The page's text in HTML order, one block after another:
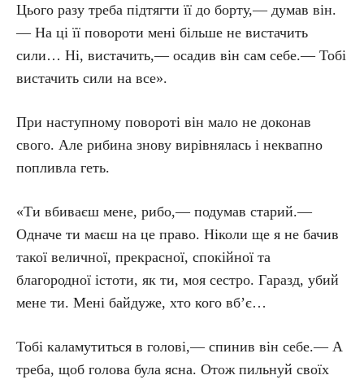
Цього разу треба підтягти її до борту,— думав він.
— На ці її повороти мені більше не вистачить
сили… Ні, вистачить,— осадив він сам себе.— Тобі
вистачить сили на все».
При наступному повороті він мало не доконав
свого. Але рибина знову вирівнялась і неквапно
попливла геть.
«Ти вбиваєш мене, рибо,— подумав старий.—
Одначе ти маєш на це право. Ніколи ще я не бачив
такої величної, прекрасної, спокійної та
благородної істоти, як ти, моя сестро. Гаразд, убий
мене ти. Мені байдуже, хто кого вб’є…
Тобі каламутиться в голові,— спинив він себе.— А
треба, щоб голова була ясна. Отож пильнуй своїх